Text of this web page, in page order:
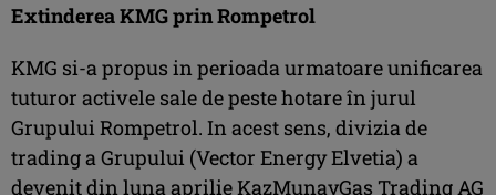
Extinderea KMG prin Rompetrol
KMG si-a propus in perioada urmatoare unificarea
tuturor activele sale de peste hotare în jurul
Grupului Rompetrol. In acest sens, divizia de
trading a Grupului (Vector Energy Elvetia) a
devenit din luna aprilie KazMunayGas Trading AG